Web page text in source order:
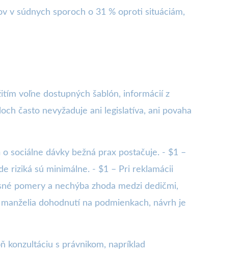
v súdnych sporoch o 31 % oproti situáciám,
voľne dostupných šablón, informácií z
často nevyžaduje ani legislatíva, ani povaha
sociálne dávky bežná prax postačuje. - $1 –
riziká sú minimálne. - $1 – Pri reklamácii
pomery a nechýba zhoda medzi dedičmi,
dohodnutí na podmienkach, návrh je
konzultáciu s právnikom, napríklad